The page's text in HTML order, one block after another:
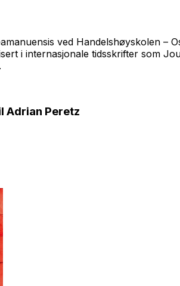
ved Handelshøyskolen –
i internasjonale tidsskrifter som
Adrian Peretz